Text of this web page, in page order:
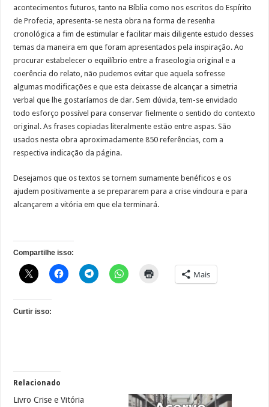
acontecimentos futuros, tanto na Bíblia como nos escritos do Espírito
de Profecia, apresenta-se nesta obra na forma de resenha
cronológica a fim de estimular e facilitar mais diligente estudo desses
temas da maneira em que foram apresentados pela inspiração. Ao
procurar estabelecer o equilíbrio entre a fraseologia original e a
coerência do relato, não pudemos evitar que aquela sofresse
algumas modificações e que esta deixasse de alcançar a simetria
verbal que lhe gostaríamos de dar. Sem dúvida, tem-se envidado
todo esforço possível para conservar fielmente o sentido do contexto
original. As frases copiadas literalmente estão entre aspas. São
usados nesta obra aproximadamente 850 referências, com a
respectiva indicação da página.
Desejamos que os textos se tornem sumamente benéficos e os
ajudem positivamente a se prepararem para a crise vindoura e para
alcançarem a vitória em que ela terminará.
Compartilhe isso:
Mais
Curtir isso:
Relacionado
Livro Crise e Vitória